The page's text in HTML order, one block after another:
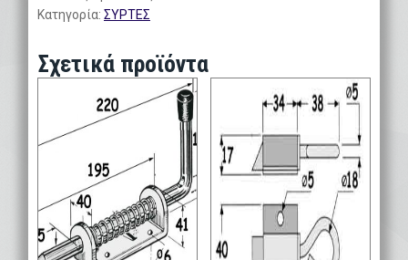
Κατηγορία: ΣΥΡΤΕΣ
Σχετικά προϊόντα